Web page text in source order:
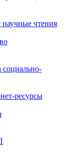
чтения
социально-
ресурсы